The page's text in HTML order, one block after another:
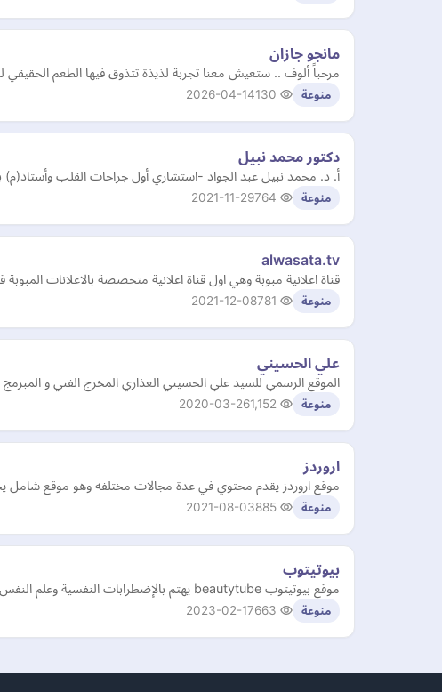
مانجو جازان
مرحباً ألوف .. ستعيش معنا تجربة لذيذة تتذوق فيها الطعم الحقيقي
منوعة 2026-04-14
دكتور محمد نبيل
أ. د. محمد نبيل عبد الجواد -استشاري أول جراحات القلب
منوعة 2021-11-29
alwasata.tv
قناة اعلانية مبوبة وهي اول قناة اعلانية متخصصة بالاعلانات المبوبة
منوعة 2021-12-08
علي الحسيني
الموقع الرسمي للسيد علي الحسيني العذاري المخرج الفني و
منوعة 2020-03-26
اروردز
موقع اروردز يقدم محتوي في عدة مجالات مختلفه وهو موقع شامل
منوعة 2021-08-03
بيوتيتوب
موقع بيوتيتوب beautytube يهتم بالإضطرابات النفسية وعلم النفس والصحة النفسية والعقلية وكل ما يتعلق بالمشاكل النفسية والعلاقات ومشاكل الشخصية وأساليب التشخيص والعلاج.
منوعة 2023-02-17